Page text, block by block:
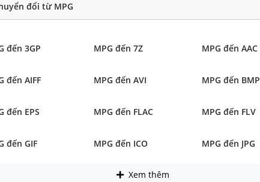
đổi từ MPG
đến 3GP MPG đến 7Z MPG đến AAC
đến AIFF MPG đến AVI MPG đến BMP
đến EPS MPG đến FLAC MPG đến FLV
đến GIF MPG đến ICO MPG đến JPG
Xem thêm